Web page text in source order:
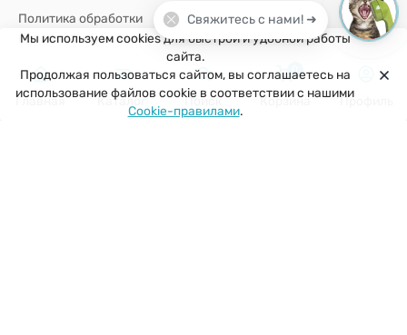
Политика обработки
персональных данных
+7(926)907-64-35
Мы используем cookies для быстрой и удобной работы
сайта.
Продолжая пользоваться сайтом, вы соглашаетесь на
использование файлов cookie в соответствии с нашими
Cookie-правилами.
Главная Каталог Поиск
0
Корзина Профиль
Свяжитесь с нами! ➜